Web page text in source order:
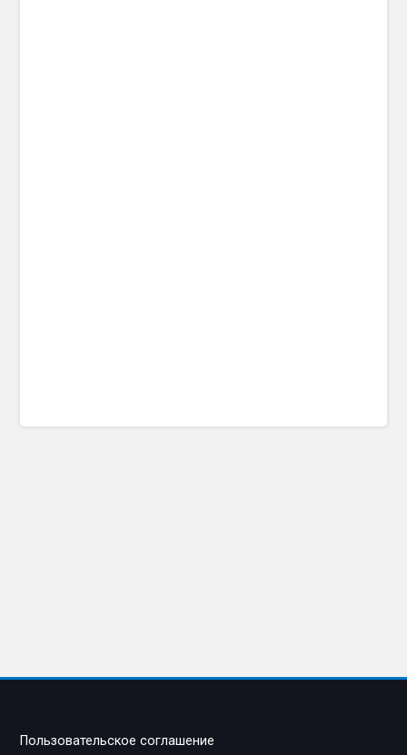
Пользовательское соглашение